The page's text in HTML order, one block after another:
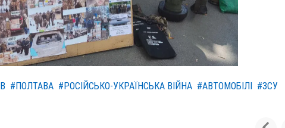
#ПОЛТАВА #РОСІЙСЬКО-УКРАЇНСЬКА ВІЙНА #АВТОМОБІЛІ
#ЗСУ